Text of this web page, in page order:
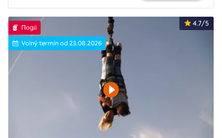
4.7/5
Події
Volný termín od 23.08.2026